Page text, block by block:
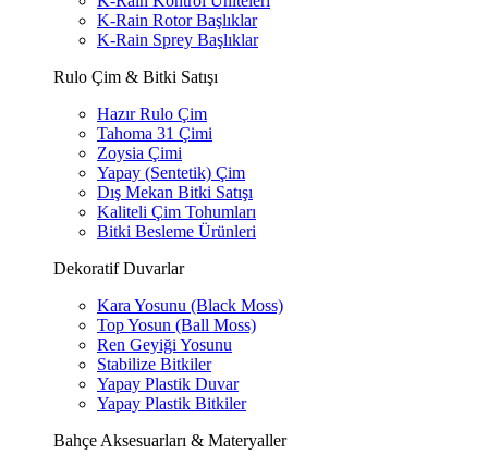
K-Rain Rotor Başlıklar
K-Rain Sprey Başlıklar
Rulo Çim & Bitki Satışı
Hazır Rulo Çim
Tahoma 31 Çimi
Zoysia Çimi
Yapay (Sentetik) Çim
Dış Mekan Bitki Satışı
Kaliteli Çim Tohumları
Bitki Besleme Ürünleri
Dekoratif Duvarlar
Kara Yosunu (Black Moss)
Top Yosun (Ball Moss)
Ren Geyiği Yosunu
Stabilize Bitkiler
Yapay Plastik Duvar
Yapay Plastik Bitkiler
Bahçe Aksesuarları & Materyaller